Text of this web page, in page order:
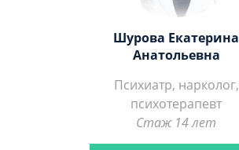
Шурова Екатерина
Анатольевна
Психиатр, нарколог,
психотерапевт
Стаж 14 лет